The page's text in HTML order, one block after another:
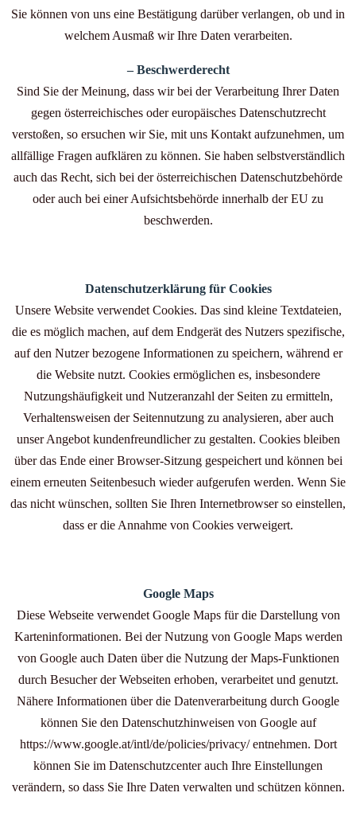
Sie können von uns eine Bestätigung darüber verlangen, ob und in
welchem Ausmaß wir Ihre Daten verarbeiten.
– Beschwerderecht
Sind Sie der Meinung, dass wir bei der Verarbeitung Ihrer Daten
gegen österreichisches oder europäisches Datenschutzrecht
verstoßen, so ersuchen wir Sie, mit uns Kontakt aufzunehmen, um
allfällige Fragen aufklären zu können. Sie haben selbstverständlich
auch das Recht, sich bei der österreichischen Datenschutzbehörde
oder auch bei einer Aufsichtsbehörde innerhalb der EU zu
beschwerden.
Datenschutzerklärung für Cookies
Unsere Website verwendet Cookies. Das sind kleine Textdateien,
die es möglich machen, auf dem Endgerät des Nutzers spezifische,
auf den Nutzer bezogene Informationen zu speichern, während er
die Website nutzt. Cookies ermöglichen es, insbesondere
Nutzungshäufigkeit und Nutzeranzahl der Seiten zu ermitteln,
Verhaltensweisen der Seitennutzung zu analysieren, aber auch
unser Angebot kundenfreundlicher zu gestalten. Cookies bleiben
über das Ende einer Browser-Sitzung gespeichert und können bei
einem erneuten Seitenbesuch wieder aufgerufen werden. Wenn Sie
das nicht wünschen, sollten Sie Ihren Internetbrowser so einstellen,
dass er die Annahme von Cookies verweigert.
Google Maps
Diese Webseite verwendet Google Maps für die Darstellung von
Karteninformationen. Bei der Nutzung von Google Maps werden
von Google auch Daten über die Nutzung der Maps-Funktionen
durch Besucher der Webseiten erhoben, verarbeitet und genutzt.
Nähere Informationen über die Datenverarbeitung durch Google
können Sie den Datenschutzhinweisen von Google auf
https://www.google.at/intl/de/policies/privacy/ entnehmen. Dort
können Sie im Datenschutzcenter auch Ihre Einstellungen
verändern, so dass Sie Ihre Daten verwalten und schützen können.